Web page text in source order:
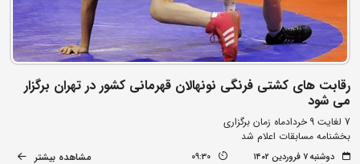
رقابت های کشتی فرنگی نونهالان قهرمانی کشور در تهران برگزار
می شود
7 لغایت 9 خردادماه زمان برگزاری
بخشنامه مسابقات اعلام شد
دوشنبه ۷ فروردین ۱۴۰۲ 09:30 مشاهده بیشتر